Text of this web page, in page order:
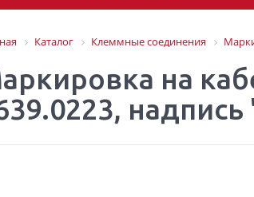
Каталог Клеммные соединения
на
надпись